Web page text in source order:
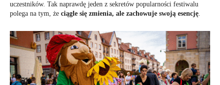
uczestników. Tak naprawdę jeden z sekretów popularności festiwalu
polega na tym, że ciągle się zmienia, ale zachowuje swoją esencję